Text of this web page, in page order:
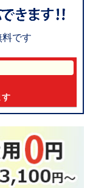
です
す